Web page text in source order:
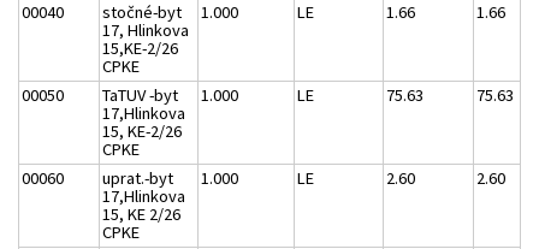
00040
stočné-byt
17, Hlinkova
15,KE-2/26
CPKE
1.000 LE 1.66 1.66
00050
TaTUV -byt
17,Hlinkova
15, KE-2/26
CPKE
1.000 LE 75.63 75.63
00060
uprat.-byt
17,Hlinkova
15, KE 2/26
CPKE
1.000 LE 2.60 2.60